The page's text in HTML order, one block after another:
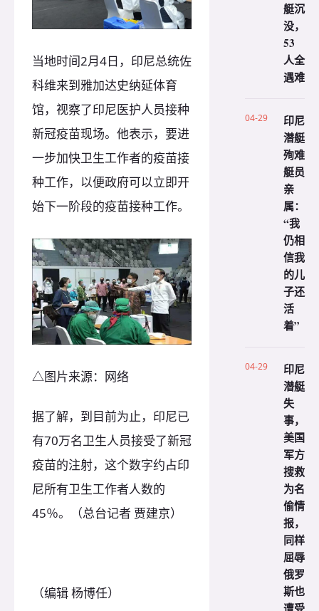
当地时间2月4日，印尼总统佐
科维来到雅加达史纳延体育
馆，视察了印尼医护人员接种
新冠疫苗现场。他表示，要进
一步加快卫生工作者的疫苗接
种工作，以便政府可以立即开
始下一阶段的疫苗接种工作。
△图片来源：网络
据了解，到目前为止，印尼已
有70万名卫生人员接受了新冠
疫苗的注射，这个数字约占印
尼所有卫生工作者人数的
45％。（总台记者 贾建京）
（编辑 杨博任）
艇沉
没，
53
人全
遇难
04-29
印尼
潜艇
殉难
艇员
亲
属：
“我
仍相
信我
的儿
子还
活
着”
04-29
印尼
潜艇
失
事，
美国
军方
搜救
为名
偷情
报，
同样
屈辱
俄罗
斯也